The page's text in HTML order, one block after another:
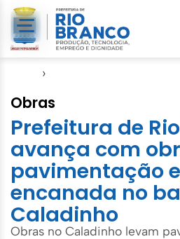
›
Obras
Prefeitura de
avança com
pavimentação
encanada no
Caladinho
Obras no Caladinho levam